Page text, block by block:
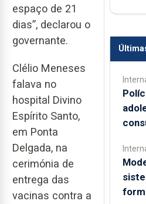
espaço de 21
dias”, declarou o
governante.
Clélio Meneses
falava no
hospital Divino
Espírito Santo,
em Ponta
Delgada, na
cerimónia de
entrega das
vacinas contra a